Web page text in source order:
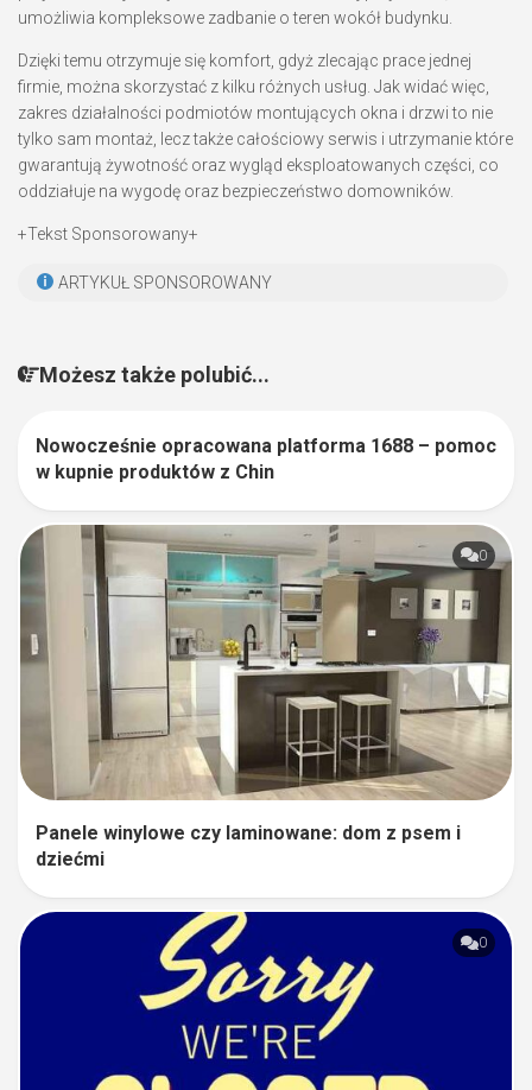
umożliwia kompleksowe zadbanie o teren wokół budynku.
Dzięki temu otrzymuje się komfort, gdyż zlecając prace jednej
firmie, można skorzystać z kilku różnych usług. Jak widać więc,
zakres działalności podmiotów montujących okna i drzwi to nie
tylko sam montaż, lecz także całościowy serwis i utrzymanie które
gwarantują żywotność oraz wygląd eksploatowanych części, co
oddziałuje na wygodę oraz bezpieczeństwo domowników.
+Tekst Sponsorowany+
ARTYKUŁ SPONSOROWANY
Możesz także polubić...
0
Nowocześnie opracowana platforma 1688 – pomoc
w kupnie produktów z Chin
0
Panele winylowe czy laminowane: dom z psem i
dziećmi
0